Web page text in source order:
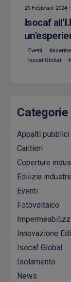
Categorie
Appalti pubblici
Cantieri
Coperture
Edilizia
Eventi
Fotovoltaico
Innovazione
Isocaf Global
Isolamento
News
23 Febbraio 2024
Isocaf
Eventi
Isocaf Global